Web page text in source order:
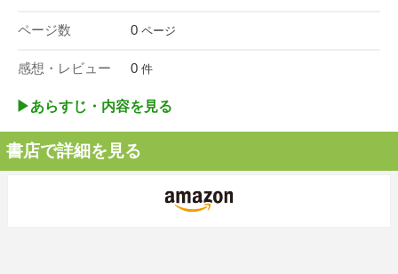
ページ数 0 ページ
感想・レビュー 0 件
▶︎あらすじ・内容を見る
書店で詳細を見る